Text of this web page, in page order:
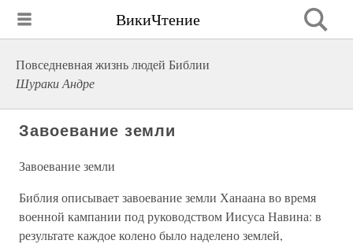
ВикиЧтение
Повседневная жизнь людей Библии
Шураки Андре
Завоевание земли
Завоевание земли
Библия описывает завоевание земли Ханаана во время
военной кампании под руководством Иисуса Навина: в
результате каждое колено было наделено землей,